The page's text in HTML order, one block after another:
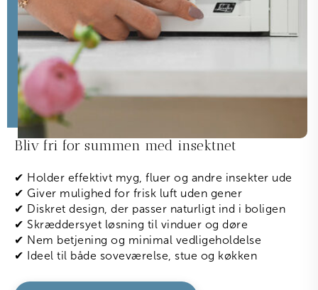
Bliv fri for summen med insektnet
✔ Holder effektivt myg, fluer og andre insekter ude
✔ Giver mulighed for frisk luft uden gener
✔ Diskret design, der passer naturligt ind i boligen
✔ Skræddersyet løsning til vinduer og døre
✔ Nem betjening og minimal vedligeholdelse
✔ Ideel til både soveværelse, stue og køkken